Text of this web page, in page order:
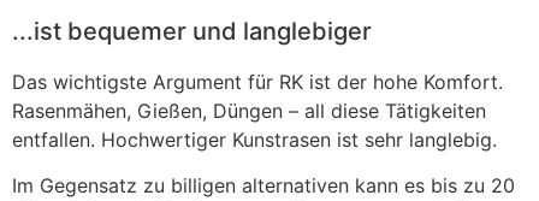
...ist bequemer und langlebiger
Das wichtigste Argument für RK ist der hohe Komfort.
Rasenmähen, Gießen, Düngen – all diese Tätigkeiten
entfallen. Hochwertiger Kunstrasen ist sehr langlebig.
Im Gegensatz zu billigen alternativen kann es bis zu 20